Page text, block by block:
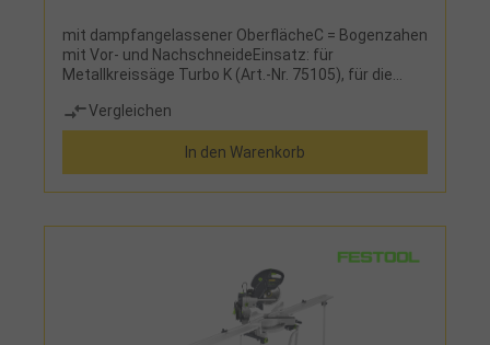
mit dampfangelassener OberflächeC = Bogenzahen
mit Vor- und NachschneideEinsatz: für
Metallkreissäge Turbo K (Art.-Nr. 75105), für die
Vergleichen
In den Warenkorb